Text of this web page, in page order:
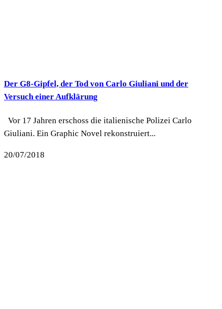
Der G8-Gipfel, der Tod von Carlo Giuliani und der
Versuch einer Aufklärung
Vor 17 Jahren erschoss die italienische Polizei Carlo
Giuliani. Ein Graphic Novel rekonstruiert...
20/07/2018